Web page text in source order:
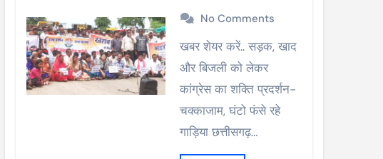
प्रदर्शन-चक्काजाम,
घंटो फंसे रहे गाड़िया
No Comments
खबर शेयर करें.. सड़क, खाद
और बिजली को लेकर
कांग्रेस का शक्ति प्रदर्शन-
चक्काजाम, घंटो फंसे रहे
गाड़िया छत्तीसगढ़…